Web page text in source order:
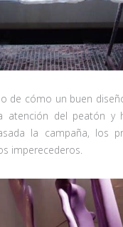
de cómo un buen
atención del peatón y
la campaña, los
imperecederos.